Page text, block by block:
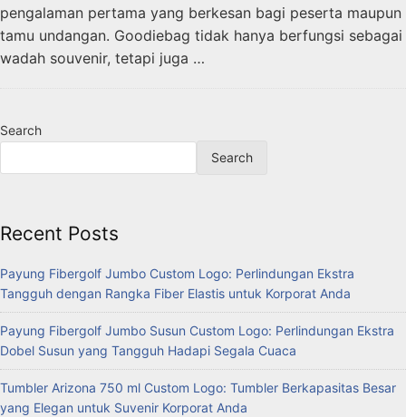
pengalaman pertama yang berkesan bagi peserta maupun
tamu undangan. Goodiebag tidak hanya berfungsi sebagai
wadah souvenir, tetapi juga …
Search
Search
Recent Posts
Payung Fibergolf Jumbo Custom Logo: Perlindungan Ekstra
Tangguh dengan Rangka Fiber Elastis untuk Korporat Anda
Payung Fibergolf Jumbo Susun Custom Logo: Perlindungan Ekstra
Dobel Susun yang Tangguh Hadapi Segala Cuaca
Tumbler Arizona 750 ml Custom Logo: Tumbler Berkapasitas Besar
yang Elegan untuk Suvenir Korporat Anda